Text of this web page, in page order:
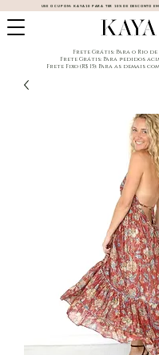
USE O CUPOM:KAYA10PARA TER 10% DE DESCONTO
​Frete Grátis: Para o Rio de
​Frete Grátis: Para pedidos
Frete Fixo (R$ 15): Para as demais